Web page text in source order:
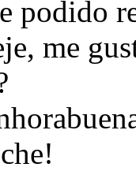
podido
me